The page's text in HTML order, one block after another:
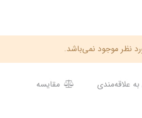
نظر موجود نمی‌باشد.
مقایسه